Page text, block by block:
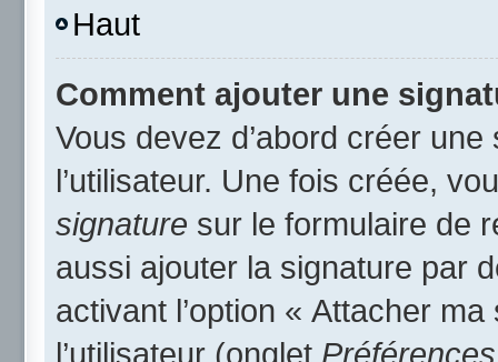
Haut
Comment ajouter une
Vous devez d’abord créer
l’utilisateur. Une fois créée,
signature sur le formulaire de
aussi ajouter la signature par
activant l’option « Attacher
l’utilisateur (onglet